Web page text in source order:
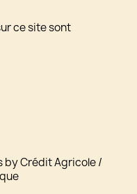
ce site sont
by Crédit Agricole /